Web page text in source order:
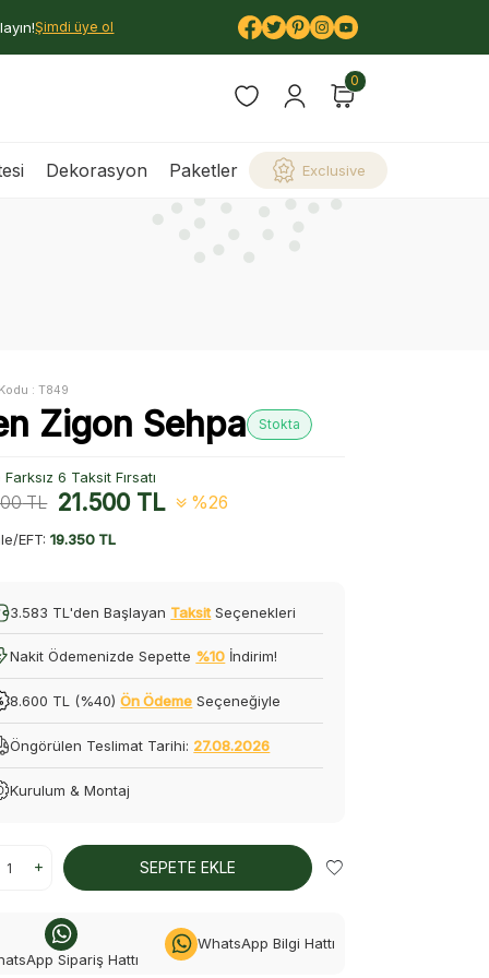
Şimdi üye ol
0
Dekorasyon Paketler Exclusive
:T849
Zigon Sehpa Stokta
6 Taksit Fırsatı
TL 21.500TL %26
EFT:19.350 TL
3.583 TL'den Başlayan Taksit Seçenekleri
Nakit Ödemenizde Sepette %10 İndirim!
8.600 TL (%40)Ön Ödeme Seçeneğiyle
Öngörülen Teslimat Tarihi: 27.08.2026
Kurulum & Montaj
SEPETE EKLE
Sipariş Hattı
WhatsApp Bilgi Hattı